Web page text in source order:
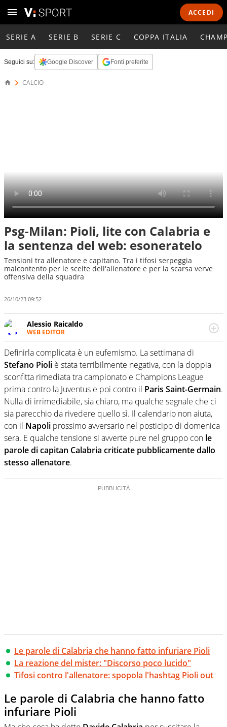
ACCEDI
SERIE A SERIE B SERIE C COPPA ITALIA
Seguici su: Google Discover Fonti preferite
CALCIO
Psg-Milan: Pioli, lite con Calabria e
la sentenza del web: esoneratelo
Tensioni tra allenatore e capitano. Tra i tifosi serpeggia
malcontento per le scelte dell'allenatore e per la scarsa verve
offensiva della squadra
26/10/23 09:52
Alessio Raicaldo
WEB EDITOR
Un figlio che si chiama Diego e la tesi di laurea sugli stadi
di proprietà in Italia. Il calcio quale filo conduttore
irrinunciabile tra passione e professione. Per Virgilio
Sport indaga, approfondisce e scandaglia l'universo
mondo dello sport per antonomasia
Definirla complicata è un eufemismo. La settimana di
Stefano Pioli è stata terribilmente negativa, con la doppia
sconfitta rimediata tra campionato e Champions League
prima contro la Juventus e poi contro il Paris Saint-Germain.
Nulla di irrimediabile, sia chiaro, ma qualche segnale che ci
sia parecchio da rivedere quello sì. Il calendario non aiuta,
con il Napoli prossimo avversario nel posticipo di domenica
sera. E qualche tensione si avverte pure nel gruppo con le
parole di capitan Calabria criticate pubblicamente dallo
stesso allenatore.
Le parole di Calabria che hanno fatto infuriare Pioli
La reazione del mister: "Discorso poco lucido"
Tifosi contro l'allenatore: spopola l'hashtag Pioli out
Le parole di Calabria che hanno fatto
infuriare Pioli